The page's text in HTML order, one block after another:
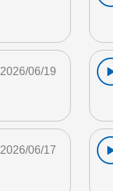
2026/06/19
2026/06/17